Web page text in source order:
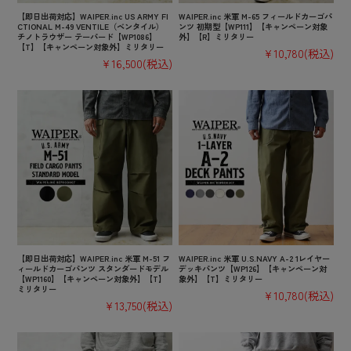
【即日出荷対応】WAIPER.inc US ARMY FI
CTIONAL M-49 VENTILE（ベンタイル）
チノトラウザー テーパード【WP1086】
【T】【キャンペーン対象外】ミリタリー
¥16,500(税込)
WAIPER.inc 米軍 M-65 フィールドカーゴパ
ンツ 初期型【WP111】【キャンペーン対象
外】【R】ミリタリー
¥10,780(税込)
【即日出荷対応】WAIPER.inc 米軍 M-51 フ
ィールドカーゴパンツ スタンダードモデル
【WP1160】【キャンペーン対象外】【T】
ミリタリー
¥13,750(税込)
WAIPER.inc 米軍 U.S.NAVY A-2 1レイヤー
デッキパンツ【WP126】【キャンペーン対
象外】【T】ミリタリー
¥10,780(税込)